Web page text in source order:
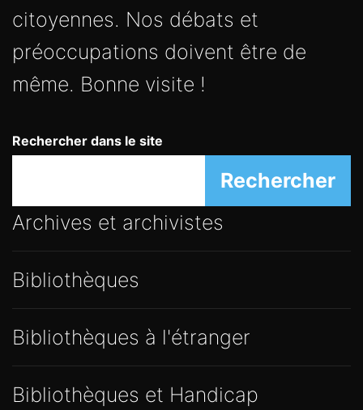
citoyennes. Nos débats et
préoccupations doivent être de
même. Bonne visite !
Rechercher dans le site
Rechercher
Archives et archivistes
Bibliothèques
Bibliothèques à l'étranger
Bibliothèques et Handicap